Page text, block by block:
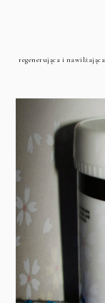
regenerująca i nawilżająca